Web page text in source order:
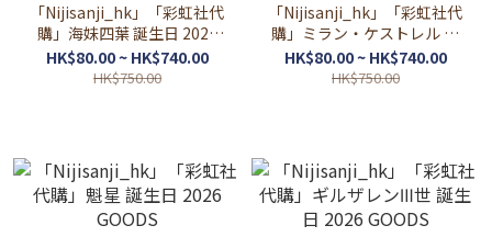
「Nijisanji_hk」「彩虹社代
購」海妹四葉 誕生日 2026
GOODS
HK$80.00 ~ HK$740.00
HK$750.00
「Nijisanji_hk」「彩虹社代
購」ミラン・ケストレル 誕
生日 2026 GOODS
HK$80.00 ~ HK$740.00
HK$750.00